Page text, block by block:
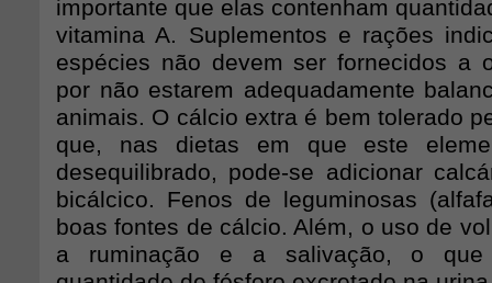
importante que elas contenham
vitamina A. Suplementos e rações
espécies não devem ser fornecidos a
por não estarem adequadamente
animais. O cálcio extra é bem tolerado
que, nas dietas em que este
desequilibrado, pode-se adicionar
bicálcico. Fenos de leguminosas
boas fontes de cálcio. Além, o uso de
a ruminação e a salivação, o